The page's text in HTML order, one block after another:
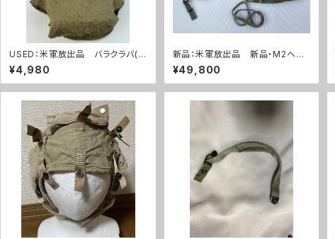
USED：米軍放出品 バラクラバ(A
0254)
¥4,980
新品：米軍放出品 新品・M2ヘル
メット4点セット(A0210)
¥49,800